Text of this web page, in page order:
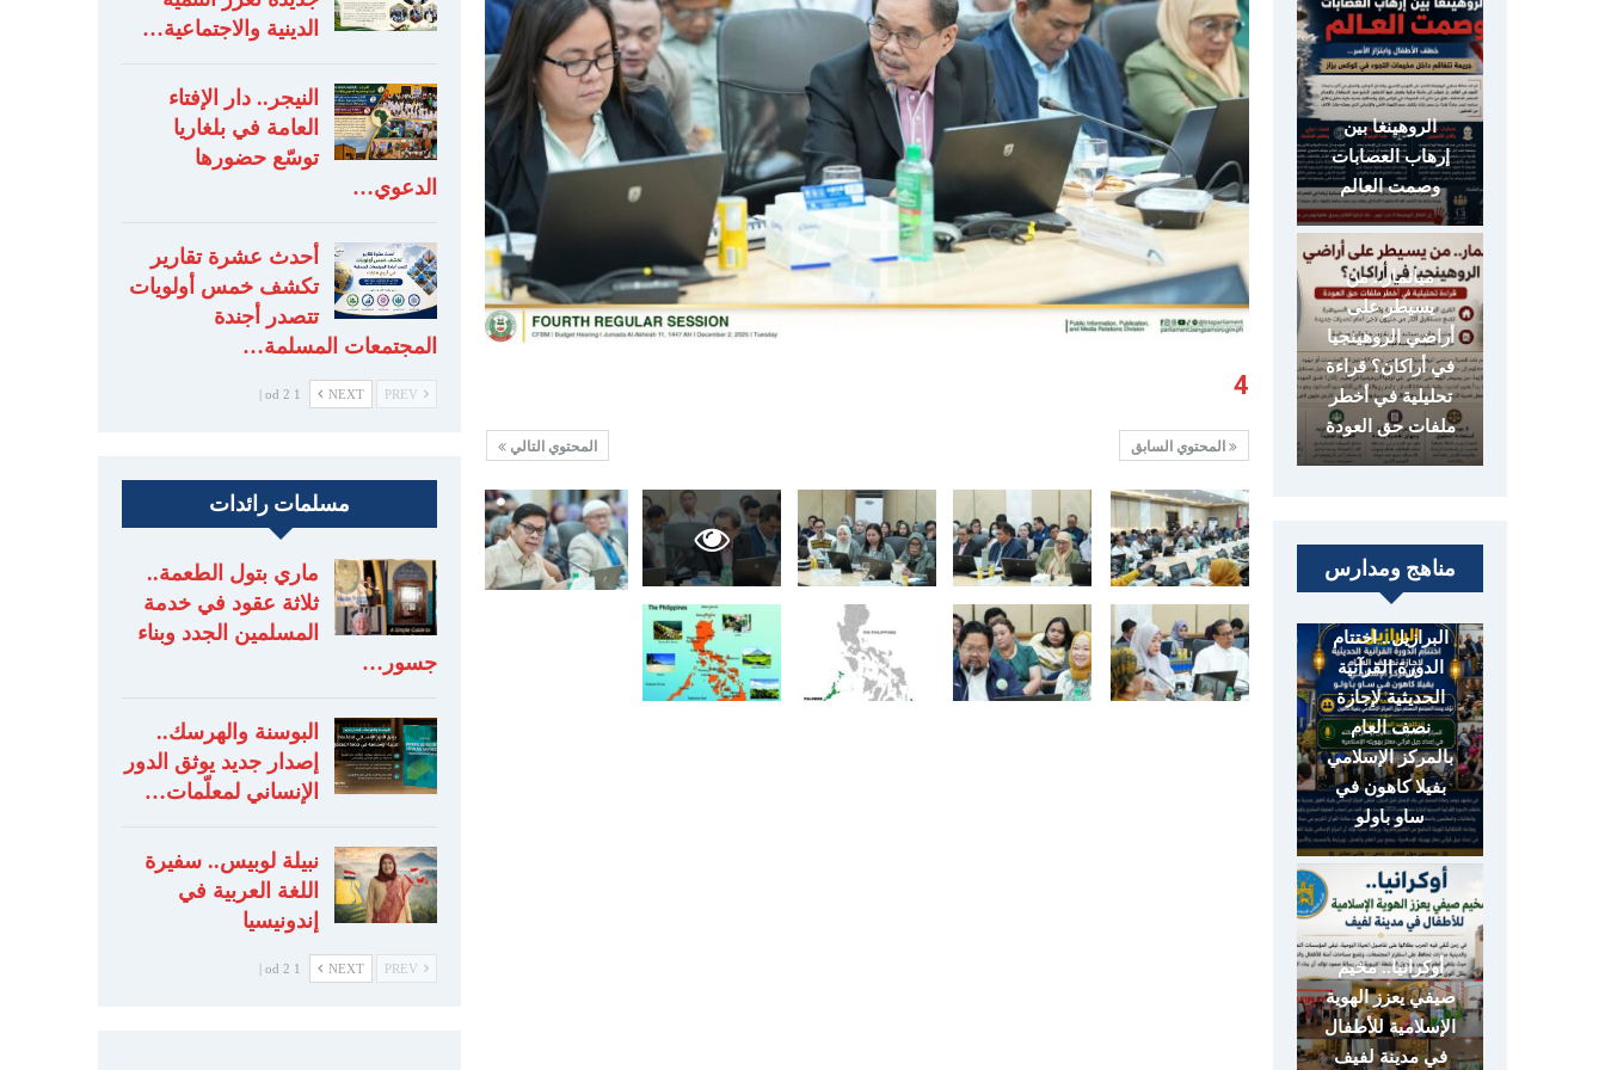
4
المحتوي التالي المحتوي السابق
الدينية والاجتماعية…
النيجر.. دار الإفتاء
العامة في بلغاريا
توسّع حضورها
الدعوي…
أحدث عشرة تقارير
تكشف خمس أولويات
تتصدر أجندة
المجتمعات المسلمة…
NEXT
1 od 2 |
مسلمات رائدات
ماري بتول الطعمة..
ثلاثة عقود في خدمة
المسلمين الجدد وبناء
جسور…
البوسنة والهرسك..
إصدار جديد يوثق الدور
الإنساني لمعلّمات…
نبيلة لوبيس.. سفيرة
اللغة العربية في
إندونيسيا
NEXT
1 od 2 |
الروهينغا بين
إرهاب العصابات
وصمت العالم
ميانمار.. من
يسيطر على
أراضي الروهينجيا
في أراكان؟ قراءة
تحليلية في أخطر
ملفات حق العودة
مناهج ومدارس
البرازيل.. اختتام
الدورة القرآنية
الحديثية لإجازة
نصف العام
بالمركز الإسلامي
بفيلا كاهون في
ساو باولو
أوكرانيا.. مخيم
صيفي يعزز الهوية
الإسلامية للأطفال
في مدينة لفيف